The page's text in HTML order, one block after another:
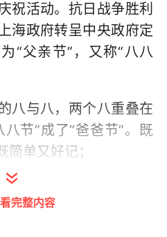
祝活动。抗日战争胜利
海政府转呈中央政府定
“父亲节”，又称“八八
八与八，两个八重叠在
节”成了“爸爸节”。既
单又好记；
：五千年孝文化一直传
无时不在，无时不有。
完整内容